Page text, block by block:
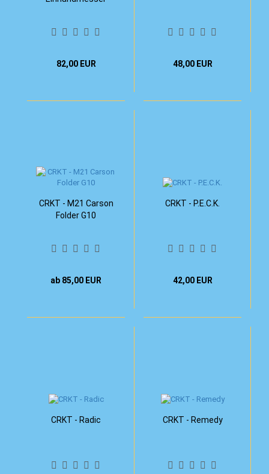
82,00 EUR 48,00 EUR
CRKT - M21 Carson
Folder G10
ab 85,00 EUR
CRKT - P.E.C.K.
42,00 EUR
CRKT - Radic CRKT - Remedy